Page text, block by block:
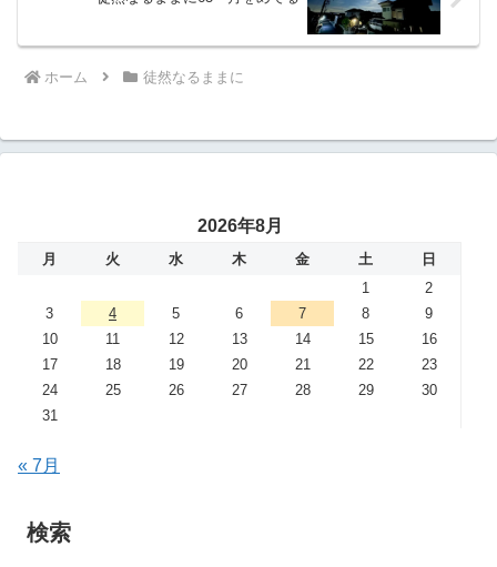
ホーム 徒然なるままに
2026年8月
月 火 水 木 金 土
日
1
2
3
4 5 6 7 8
9
10
11 12 13 14 15
16
17
18 19 20 21 22
23
24
25 26 27 28 29
30
31
« 7月
検索